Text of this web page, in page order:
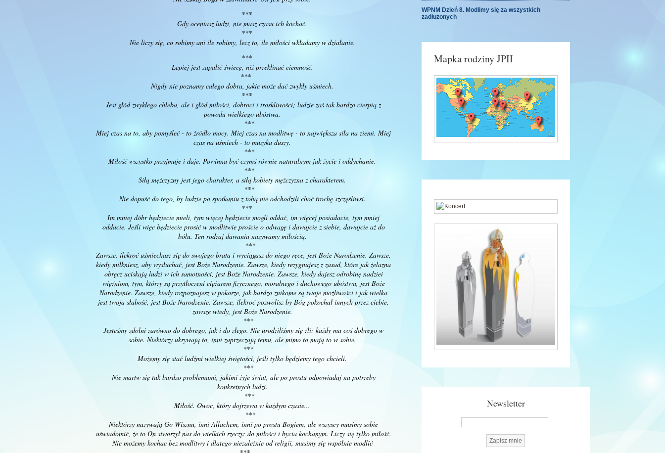
***
Gdy oceniasz ludzi, nie masz czasu ich kochać.
***
Nie liczy się, co robimy ani ile robimy, lecz to, ile miłości wkładamy w działanie.
***
Lepiej jest zapalić świecę, niż przeklinać ciemność.
***
Nigdy nie poznamy całego dobra, jakie może dać zwykły uśmiech.
***
Jest głód zwykłego chleba, ale i głód miłości, dobroci i troskliwości; ludzie zaś tak bardzo cierpią z
powodu wielkiego ubóstwa.
***
Miej czas na to, aby pomyśleć - to źródło mocy. Miej czas na modlitwę - to największa siła na ziemi. Miej
czas na uśmiech - to muzyka duszy.
***
Miłość wszystko przyjmuje i daje. Powinna być czymś równie naturalnym jak życie i oddychanie.
***
Siłą mężczyzny jest jego charakter, a siłą kobiety mężczyzna z charakterem.
***
Nie dopuść do tego, by ludzie po spotkaniu z tobą nie odchodzili choć trochę szczęśliwsi.
***
Im mniej dóbr będziecie mieli, tym więcej będziecie mogli oddać, im więcej posiadacie, tym mniej
oddacie. Jeśli więc będziecie prosić w modlitwie proście o odwagę i dawajcie z siebie, dawajcie aż do
bólu. Ten rodzaj dawania nazywamy miłością.
***
Zawsze, ilekroć uśmiechasz się do swojego brata i wyciągasz do niego ręce, jest Boże Narodzenie. Zawsze,
kiedy milkniesz, aby wysłuchać, jest Boże Narodzenie. Zawsze, kiedy rezygnujesz z zasad, które jak żelazna
obręcz uciskają ludzi w ich samotności, jest Boże Narodzenie. Zawsze, kiedy dajesz odrobinę nadziei
więźniom, tym, którzy są przytłoczeni ciężarem fizycznego, moralnego i duchowego ubóstwa, jest Boże
Narodzenie. Zawsze, kiedy rozpoznajesz w pokorze, jak bardzo znikome są twoje możliwości i jak wielka
jest twoja słabość, jest Boże Narodzenie. Zawsze, ilekroć pozwolisz by Bóg pokochał innych przez ciebie,
zawsze wtedy, jest Boże Narodzenie.
***
Jesteśmy zdolni zarówno do dobrego, jak i do złego. Nie urodziliśmy się źli: każdy ma coś dobrego w
sobie. Niektórzy ukrywają to, inni zaprzeczają temu, ale mimo to mają to w sobie.
***
Możemy się stać ludźmi wielkiej świętości, jeśli tylko będziemy tego chcieli.
***
Nie martw się tak bardzo problemami, jakimi żyje świat, ale po prostu odpowiadaj na potrzeby
konkretnych ludzi.
***
Miłość. Owoc, który dojrzewa w każdym czasie...
***
Niektórzy nazywają Go Wisznu, inni Allachem, inni po prostu Bogiem, ale wszyscy musimy sobie
uświadomić, że to On stworzył nas do wielkich rzeczy: do miłości i bycia kochanym. Liczy się tylko miłość.
Nie możemy kochac bez modlitwy i dlatego niezależnie od religii, musimy się wspólnie modlić
WPNM Dzień 8. Modlimy się za wszystkich
zadłużonych
Mapka rodziny JPII
Newsletter